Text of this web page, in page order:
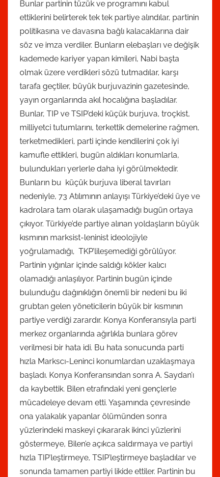
Bunlar partinin tüzük ve programını kabul
ettiklerini belirterek tek tek partiye alındılar, partinin
politikasına ve davasına bağlı kalacaklarına dair
söz ve imza verdiler. Bunların elebaşları ve değişik
kademede kariyer yapan kimileri, Nabi başta
olmak üzere verdikleri sözü tutmadılar, karşı
tarafa geçtiler, büyük burjuvazinin gazetesinde,
yayın organlarında akıl hocalığına başladılar.
Bunlar, TIP ve TSIP’deki küçük burjuva, troçkist,
milliyetci tutumlarını, terkettik demelerine rağmen,
terketmedikleri, parti içinde kendilerini çok iyi
kamufle ettikleri, bugün aldıkları konumlarla,
bulundukları yerlerle daha iyi görülmektedir.
Bunların bu küçük burjuva liberal tavırları
nedeniyle, 73 Atılımının anlayışı Türkiye’deki üye ve
kadrolara tam olarak ulaşamadığı bugün ortaya
çıkıyor. Türkiye’de partiye alınan yoldaşların büyük
kısmının marksist-leninist ideolojiyle
yoğrulamadığı, TKP’lileşemediği görülüyor.
Partinin yığınlar içinde saldığı kökler kalıcı
olamadığı anlaşılıyor. Partinin bugün içinde
bulunduğu dağınıklığın önemli bir nedeni bu iki
grubtan gelen yöneticilerin büyük bir kısmının
partiye verdiği zarardır. Konya Konferansıyla parti
merkez organlarında ağırlıkla bunlara görev
verilmesi bir hata idi. Bu hata sonucunda parti
hızla Markscı-Leninci konumlardan uzaklaşmaya
başladı. Konya Konferansından sonra A. Saydan’ı
da kaybettik. Bilen etrafındaki yeni gençlerle
mücadeleye devam etti. Yaşamında çevresinde
ona yalakalık yapanlar ölümünden sonra
yüzlerindeki maskeyi çıkararak ikinci yüzlerini
göstermeye, Bilen’e açıkca saldırmaya ve partiyi
hızla TIP’leştirmeye, TSIP’leştirmeye başladılar ve
sonunda tamamen partiyi likide ettiler. Partinin bu